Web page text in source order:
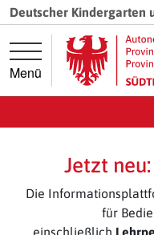
Springe direkt zur
Springe direkt zum Inhalt
Deutscher Kindergarten
Menü
Jetzt
Die
für